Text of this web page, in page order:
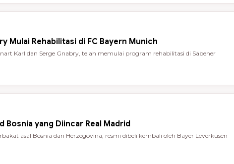
Mulai Rehabilitasi di FC Bayern Munich
Karl dan Serge Gnabry, telah memulai program rehabilitasi di Säbener
Bosnia yang Diincar Real Madrid
asal Bosnia dan Herzegovina, resmi dibeli kembali oleh Bayer Leverkusen